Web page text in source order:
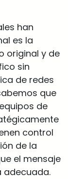
han
es la
original y de
sin
de redes
que
de
control
de la
el mensaje
adecuada.